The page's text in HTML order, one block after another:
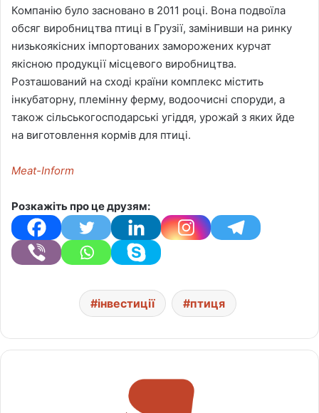
Компанію було засновано в 2011 році. Вона подвоїла
обсяг виробництва птиці в Грузії, замінивши на ринку
низькоякісних імпортованих заморожених курчат
якісною продукції місцевого виробництва.
Розташований на сході країни комплекс містить
інкубаторну, племінну ферму, водоочисні споруди, а
також сільськогосподарські угіддя, урожай з яких йде
на виготовлення кормів для птиці.
Meat-Inform
Розкажіть про це друзям:
інвестиції птиця